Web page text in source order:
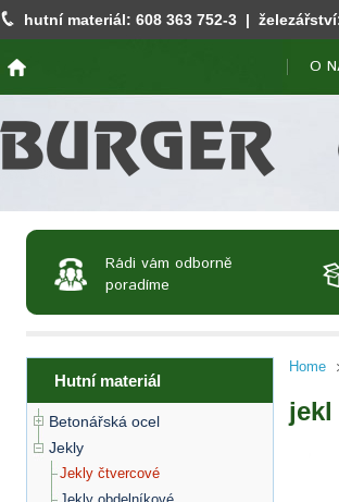
hutní materiál: 608 363 752-3 |
O
Rádi vám odborně
poradíme
Hutní materiál
Betonářská ocel
Jekly
Jekly čtvercové
Home
jekl